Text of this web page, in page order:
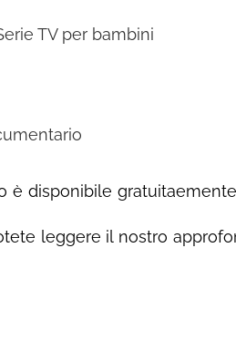
TV per bambini
è disponibile
leggere il nostro